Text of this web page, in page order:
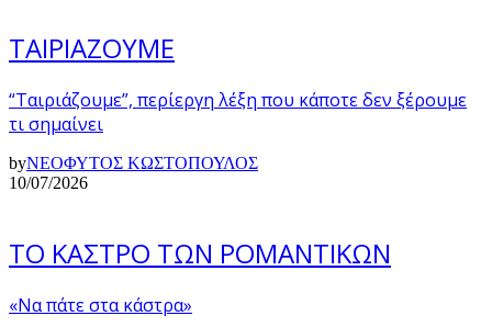
ΤΑΙΡΙΑΖΟΥΜΕ
“Ταιριάζουμε”, περίεργη λέξη που κάποτε δεν ξέρουμε
τι σημαίνει
byΝΕΟΦΥΤΟΣ ΚΩΣΤΟΠΟΥΛΟΣ
10/07/2026
ΤΟ ΚΑΣΤΡΟ ΤΩΝ ΡΟΜΑΝΤΙΚΩΝ
«Να πάτε στα κάστρα»